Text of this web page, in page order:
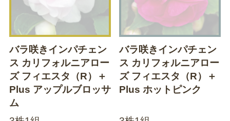
バラ咲きインパチェン
ス カリフォルニアロー
ズ フィエスタ（R）＋
Plus アップルブロッサ
ム
バラ咲きインパチェン
ス カリフォルニアロー
ズ フィエスタ（R）＋
Plus ホットピンク